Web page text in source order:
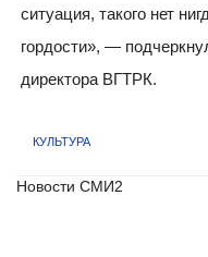
ситуация, такого нет
гордости», —
директора ВГТРК.
КУЛЬТУРА
Новости СМИ2